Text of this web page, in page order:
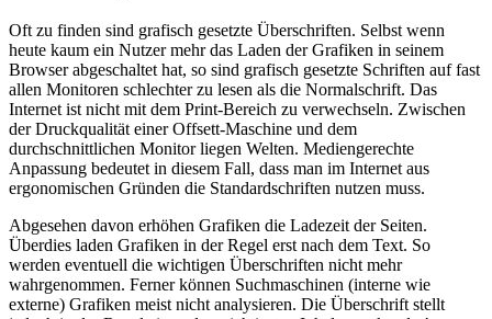
Oft zu finden sind grafisch gesetzte Überschriften. Selbst wenn
heute kaum ein Nutzer mehr das Laden der Grafiken in seinem
Browser abgeschaltet hat, so sind grafisch gesetzte Schriften auf fast
allen Monitoren schlechter zu lesen als die Normalschrift. Das
Internet ist nicht mit dem Print-Bereich zu verwechseln. Zwischen
der Druckqualität einer Offsett-Maschine und dem
durchschnittlichen Monitor liegen Welten. Mediengerechte
Anpassung bedeutet in diesem Fall, dass man im Internet aus
ergonomischen Gründen die Standardschriften nutzen muss.
Abgesehen davon erhöhen Grafiken die Ladezeit der Seiten.
Überdies laden Grafiken in der Regel erst nach dem Text. So
werden eventuell die wichtigen Überschriften nicht mehr
wahrgenommen. Ferner können Suchmaschinen (interne wie
externe) Grafiken meist nicht analysieren. Die Überschrift stellt